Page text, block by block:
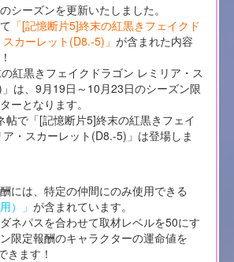
シーズンを更新いたしました。
「[記憶断片5]終末の紅黒きフェイクド
カーレット(D8.-5)」 が含まれた内容
の紅黒きフェイクドラゴン レミリア・ス
は、9月19日～10月23日のシーズン限
ーとなります。
帖で「[記憶断片5]終末の紅黒きフェイ
・スカーレット(D8.-5)」は登場しま
には、特定の仲間にのみ使用できる
）」 が含まれています。
ネパスを合わせて取材レベルを50にす
限定報酬のキャラクターの運命値を
きます！